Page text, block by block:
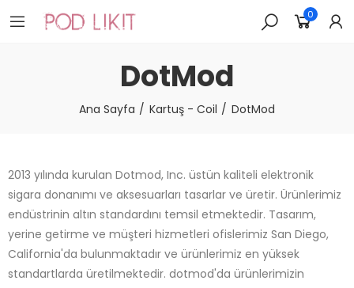
0
DotMod
Ana Sayfa Kartuş - Coil DotMod
2013 yılında kurulan Dotmod, Inc. üstün kaliteli elektronik
sigara donanımı ve aksesuarları tasarlar ve üretir. Ürünlerimiz
endüstrinin altın standardını temsil etmektedir. Tasarım,
yerine getirme ve müşteri hizmetleri ofislerimiz San Diego,
California'da bulunmaktadır ve ürünlerimiz en yüksek
standartlarda üretilmektedir. dotmod'da ürünlerimizin